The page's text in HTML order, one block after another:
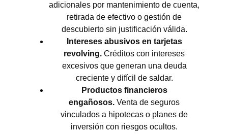
adicionales por mantenimiento de cuenta,
retirada de efectivo o gestión de
descubierto sin justificación válida.
Intereses abusivos en tarjetas
revolving. Créditos con intereses
excesivos que generan una deuda
creciente y difícil de saldar.
Productos financieros
engañosos. Venta de seguros
vinculados a hipotecas o planes de
inversión con riesgos ocultos.